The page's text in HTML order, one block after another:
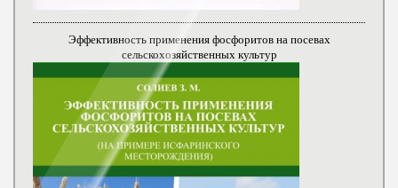
Эффективность применения фосфоритов на посевах
сельскохозяйственных культур